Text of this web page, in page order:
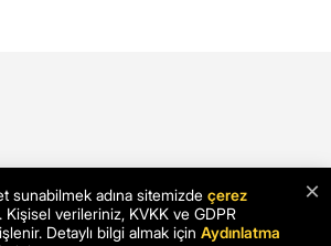
×
sunabilmek adına sitemizde çerez
Kişisel verileriniz, KVKK ve GDPR
Detaylı bilgi almak için Aydınlatma